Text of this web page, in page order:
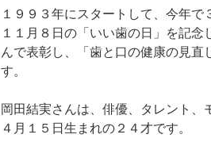
１９９３年にスタートして、今年で
１１月８日の「いい歯の日」を記
んで表彰し、「歯と口の健康の見直
す。
岡田結実さんは、俳優、タレント
４月１５日生まれの２４才です。